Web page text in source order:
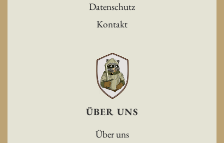
Datenschutz
Kontakt
ÜBER UNS
Über uns